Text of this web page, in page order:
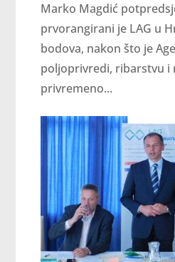
Marko Magdić
prvorangirani je LAG u
bodova, nakon što je
poljoprivredi, ribarstvu i
privremeno...